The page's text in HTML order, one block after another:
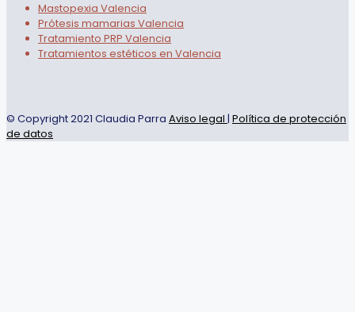
Mastopexia Valencia
Prótesis mamarias Valencia
Tratamiento PRP Valencia
Tratamientos estéticos en Valencia
© Copyright 2021 Claudia Parra Aviso legal | Política de protección
de datos